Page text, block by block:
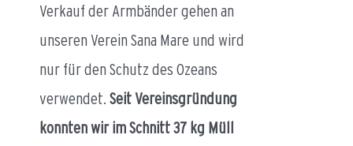
Verkauf der Armbänder gehen an
unseren Verein Sana Mare und wird
nur für den Schutz des Ozeans
verwendet.Seit Vereinsgründung
konnten wir im Schnitt 37 kg Müll